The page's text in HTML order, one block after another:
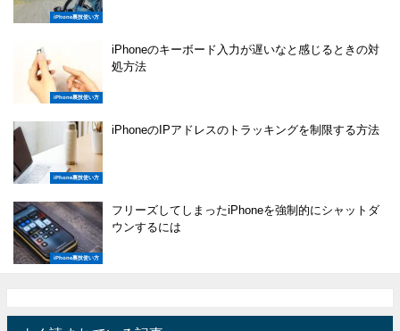
iPhone裏技使い方
iPhone裏技使い方
iPhoneのキーボード入力が遅いなと感じるときの対
処方法
iPhone裏技使い方
iPhoneのIPアドレスのトラッキングを制限する方法
iPhone裏技使い方
フリーズしてしまったiPhoneを強制的にシャットダ
ウンするには